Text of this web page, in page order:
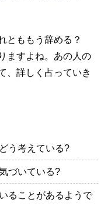
とももう辞める？
ますよね。あの人の
、詳しく占っていき
う考えている?
づいている?
ることがあるようで